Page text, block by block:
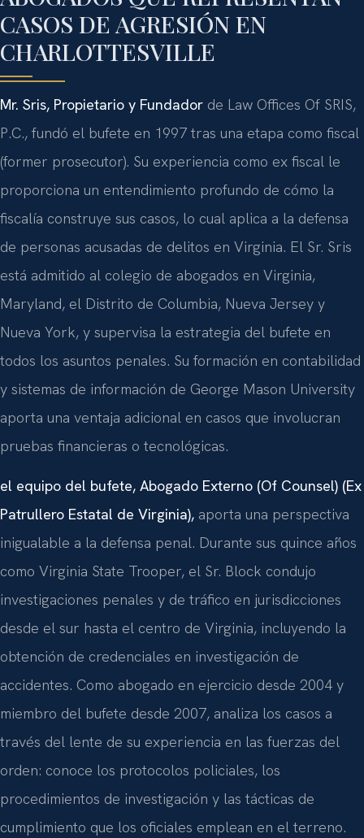
CASOS DE AGRESIÓN EN
CHARLOTTESVILLE
Mr. Sris, Propietario y Fundador de Law Offices Of SRIS,
P.C., fundó el bufete en 1997 tras una etapa como fiscal
(former prosecutor). Su experiencia como ex fiscal le
proporciona un entendimiento profundo de cómo la
fiscalía construye sus casos, lo cual aplica a la defensa
de personas acusadas de delitos en Virginia. El Sr. Sris
está admitido al colegio de abogados en Virginia,
Maryland, el Distrito de Columbia, Nueva Jersey y
Nueva York, y supervisa la estrategia del bufete en
todos los asuntos penales. Su formación en contabilidad
y sistemas de información de George Mason University
aporta una ventaja adicional en casos que involucran
pruebas financieras o tecnológicas.
el equipo del bufete, Abogado Externo (Of Counsel) (Ex
Patrullero Estatal de Virginia), aporta una perspectiva
inigualable a la defensa penal. Durante sus quince años
como Virginia State Trooper, el Sr. Block condujo
investigaciones penales y de tráfico en jurisdicciones
desde el sur hasta el centro de Virginia, incluyendo la
obtención de credenciales en investigación de
accidentes. Como abogado en ejercicio desde 2004 y
miembro del bufete desde 2007, analiza los casos a
través del lente de su experiencia en las fuerzas del
orden: conoce los protocolos policiales, los
procedimientos de investigación y las tácticas de
cumplimiento que los oficiales emplean en el terreno.